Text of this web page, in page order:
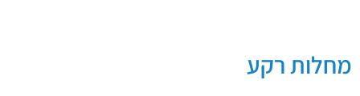
מחלות רקע